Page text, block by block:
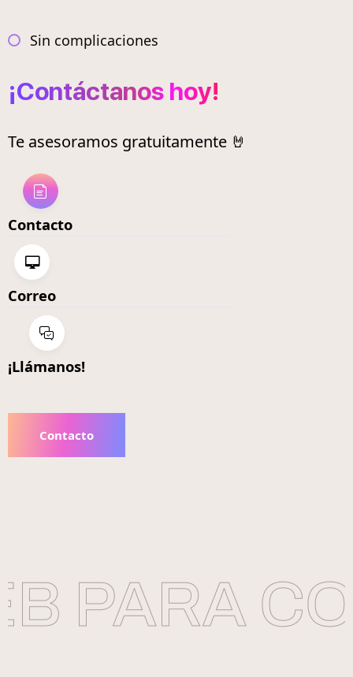
Sin complicaciones
¡Contáctanos hoy!
Te asesoramos gratuitamente 🤘
Contacto
Correo
¡Llámanos!
Contacto
PARA